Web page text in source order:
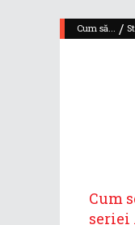
Cum să... /
Cum
seriei